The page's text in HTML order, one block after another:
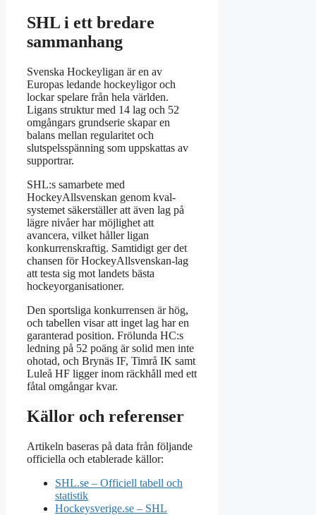
SHL i ett bredare
sammanhang
Svenska Hockeyligan är en av
Europas ledande hockeyligor och
lockar spelare från hela världen.
Ligans struktur med 14 lag och 52
omgångars grundserie skapar en
balans mellan regularitet och
slutspelsspänning som uppskattas av
supportrar.
SHL:s samarbete med
HockeyAllsvenskan genom kval-
systemet säkerställer att även lag på
lägre nivåer har möjlighet att
avancera, vilket håller ligan
konkurrenskraftig. Samtidigt ger det
chansen för HockeyAllsvenskan-lag
att testa sig mot landets bästa
hockeyorganisationer.
Den sportsliga konkurrensen är hög,
och tabellen visar att inget lag har en
garanterad position. Frölunda HC:s
ledning på 52 poäng är solid men inte
ohotad, och Brynäs IF, Timrå IK samt
Luleå HF ligger inom räckhåll med ett
fåtal omgångar kvar.
Källor och referenser
Artikeln baseras på data från följande
officiella och etablerade källor:
SHL.se – Officiell tabell och
statistik
Hockeysverige.se – SHL